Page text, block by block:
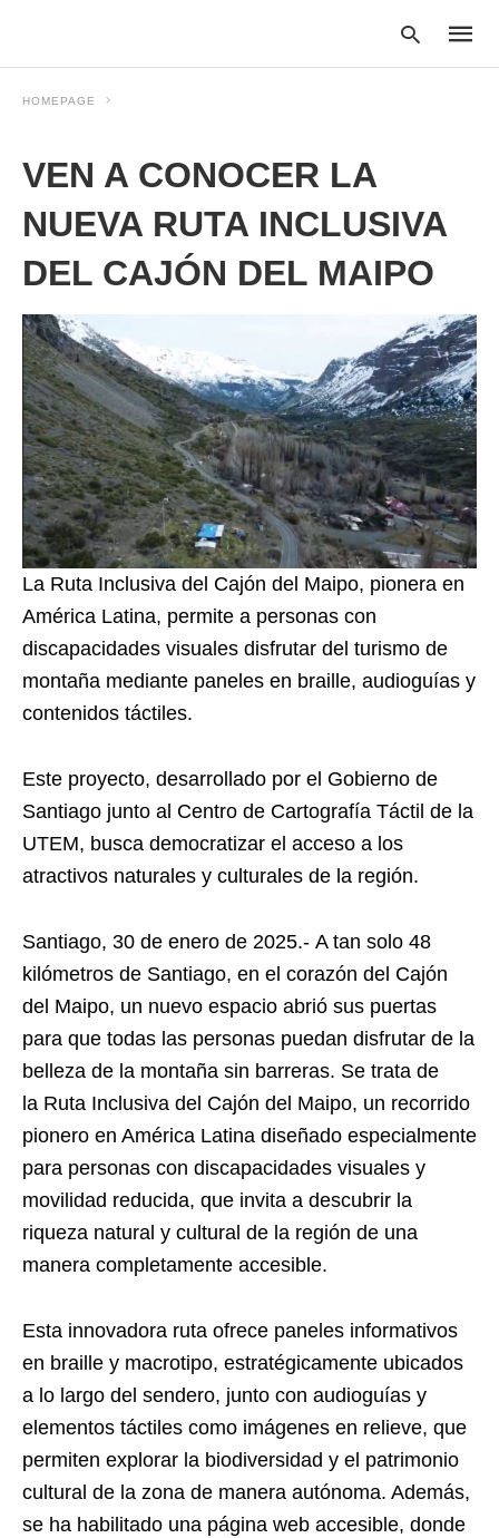
HOMEPAGE
VEN A CONOCER LA
NUEVA RUTA INCLUSIVA
DEL CAJÓN DEL MAIPO
La Ruta Inclusiva del Cajón del Maipo, pionera en
América Latina, permite a personas con
discapacidades visuales disfrutar del turismo de
montaña mediante paneles en braille, audioguías y
contenidos táctiles.
Este proyecto, desarrollado por el Gobierno de
Santiago junto al Centro de Cartografía Táctil de la
UTEM, busca democratizar el acceso a los
atractivos naturales y culturales de la región.
Santiago, 30 de enero de 2025.- A tan solo 48
kilómetros de Santiago, en el corazón del Cajón
del Maipo, un nuevo espacio abrió sus puertas
para que todas las personas puedan disfrutar de la
belleza de la montaña sin barreras. Se trata de
la Ruta Inclusiva del Cajón del Maipo, un recorrido
pionero en América Latina diseñado especialmente
para personas con discapacidades visuales y
movilidad reducida, que invita a descubrir la
riqueza natural y cultural de la región de una
manera completamente accesible.
Esta innovadora ruta ofrece paneles informativos
en braille y macrotipo, estratégicamente ubicados
a lo largo del sendero, junto con audioguías y
elementos táctiles como imágenes en relieve, que
permiten explorar la biodiversidad y el patrimonio
cultural de la zona de manera autónoma. Además,
se ha habilitado una página web accesible, donde